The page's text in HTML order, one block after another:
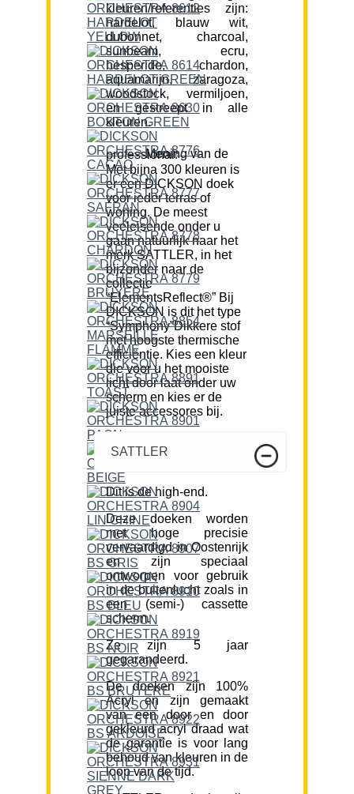
kleuren/referenties zijn:
hardelot, blauw wit,
dubonnet, charcoal,
sunbeam, ecru,
hesperide, chardon,
aquamarijn, zaragoza,
woodstock, vermiljoen,
en gestreept in alle
kleuren.
Mening van de professional:
Met bijna 300 kleuren is
er een DICKSON doek
voor ieder terras of
woning. De meest
veeleisende onder u
gaan natuurlijk naar het
merk SATTLER, in het
bijzonder naar de
collectie
“ElementsReflect®” Bij
DICKSON is dit het type
“Symphony”Dikkere stof
met hoogste thermische
efficiëntie. Kies een kleur
die voor u het mooiste
licht door laat onder uw
scherm en kies er de
juiste accessores bij.
SATTLER
Dit is de high-end.
Deze doeken worden
met hoge precisie
vervaardigd in Oostenrijk
en zijn speciaal
ontworpen voor gebruik
in de buitenlucht zoals in
een (semi-) cassette
scherm.
Ze zijn 5 jaar
gegarandeerd.
De doeken zijn 100%
Acryl en zijn gemaakt
van een door en door
gekleurd acryl draad wat
de garantie is voor lang
behoud van kleuren in de
loop van de tijd.